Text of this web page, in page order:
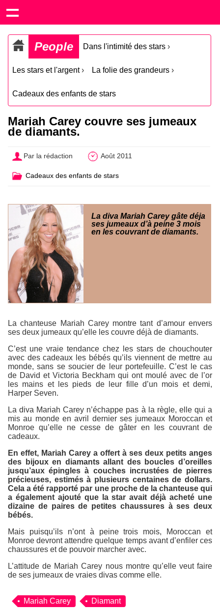
People Dans l'intimité des stars ›
Les stars et l'argent› La folie des grandeurs ›
Cadeaux des enfants de stars
Mariah Carey couvre ses jumeaux
de diamants.
Par la rédaction Août 2011
Cadeaux des enfants de stars
La diva Mariah Carey gâte déja
ses jumeaux d’à peine 3 mois
en les couvrant de diamants.
La chanteuse Mariah Carey montre tant d’amour envers
ses deux jumeaux qu’elle les couvre déjà de diamants.
C’est une vraie tendance chez les stars de chouchouter
avec des cadeaux les bébés qu’ils viennent de mettre au
monde, sans se soucier de leur portefeuille. C’est le cas
de David et Victoria Beckham qui ont moulé avec de l’or
les mains et les pieds de leur fille d’un mois et demi,
Harper Seven.
La diva Mariah Carey n’échappe pas à la règle, elle qui a
mis au monde en avril dernier ses jumeaux Moroccan et
Monroe qu’elle ne cesse de gâter en les couvrant de
cadeaux.
En effet, Mariah Carey a offert à ses deux petits anges
des bijoux en diamants allant des boucles d’oreilles
jusqu’aux épingles à couches incrustées de pierres
précieuses, estimés à plusieurs centaines de dollars.
Cela a été rapporté par une proche de la chanteuse qui
a également ajouté que la star avait déjà acheté une
dizaine de paires de petites chaussures à ses deux
bébés.
Mais puisqu’ils n’ont à peine trois mois, Moroccan et
Monroe devront attendre quelque temps avant d’enfiler ces
chaussures et de pouvoir marcher avec.
L’attitude de Mariah Carey nous montre qu’elle veut faire
de ses jumeaux de vraies divas comme elle.
Mariah Carey Diamant